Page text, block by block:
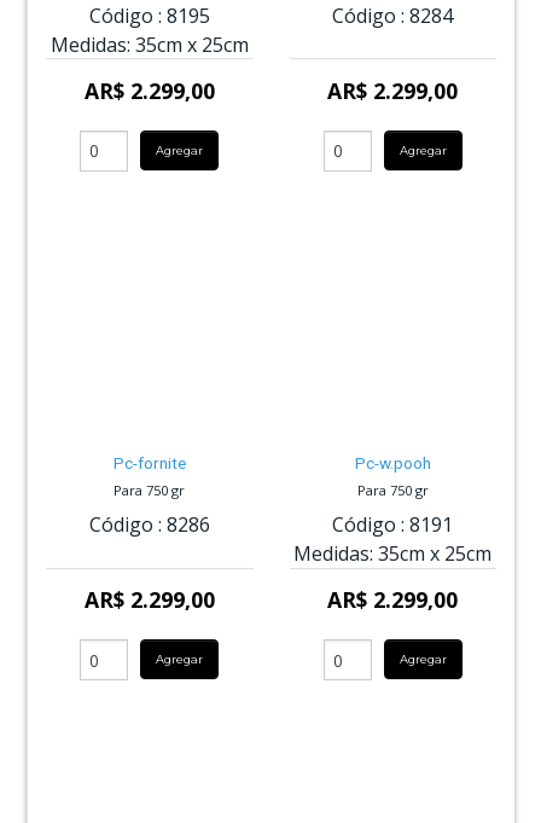
Código : 8195
Medidas: 35cm x 25cm
AR$ 2.299,00
Agregar
Código : 8284
AR$ 2.299,00
Agregar
Pc-fornite
Para 750 gr
Código : 8286
AR$ 2.299,00
Agregar
Pc-w.pooh
Para 750 gr
Código : 8191
Medidas: 35cm x 25cm
AR$ 2.299,00
Agregar